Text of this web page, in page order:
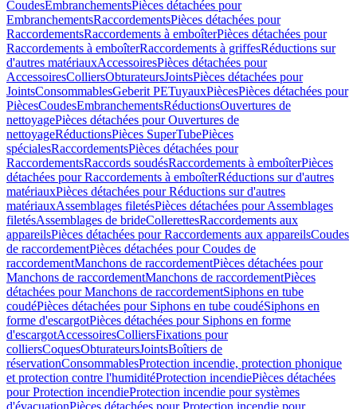
CoudesEmbranchementsPièces détachées pour
EmbranchementsRaccordementsPièces détachées pour
RaccordementsRaccordements à emboîterPièces détachées pour
Raccordements à emboîterRaccordements à griffesRéductions sur
d'autres matériauxAccessoiresPièces détachées pour
AccessoiresColliersObturateursJointsPièces détachées pour
JointsConsommablesGeberit PETuyauxPiècesPièces détachées pour
PiècesCoudesEmbranchementsRéductionsOuvertures de
nettoyagePièces détachées pour Ouvertures de
nettoyageRéductionsPièces SuperTubePièces
spécialesRaccordementsPièces détachées pour
RaccordementsRaccords soudésRaccordements à emboîterPièces
détachées pour Raccordements à emboîterRéductions sur d'autres
matériauxPièces détachées pour Réductions sur d'autres
matériauxAssemblages filetésPièces détachées pour Assemblages
filetésAssemblages de brideCollerettesRaccordements aux
appareilsPièces détachées pour Raccordements aux appareilsCoudes
de raccordementPièces détachées pour Coudes de
raccordementManchons de raccordementPièces détachées pour
Manchons de raccordementManchons de raccordementPièces
détachées pour Manchons de raccordementSiphons en tube
coudéPièces détachées pour Siphons en tube coudéSiphons en
forme d'escargotPièces détachées pour Siphons en forme
d'escargotAccessoiresColliersFixations pour
colliersCoquesObturateursJointsBoîtiers de
réservationConsommablesProtection incendie, protection phonique
et protection contre l'humiditéProtection incendiePièces détachées
pour Protection incendieProtection incendie pour systèmes
d'évacuationPièces détachées pour Protection incendie pour